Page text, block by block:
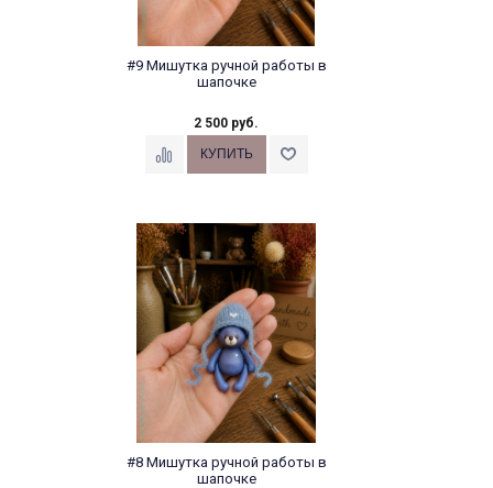
#9 Мишутка ручной работы в
шапочке
2 500 руб.
#8 Мишутка ручной работы в
шапочке